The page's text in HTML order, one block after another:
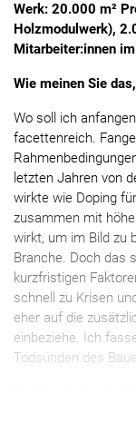
Werk: 20.000 m²
Holzmodulwerk),
Mitarbeiter:innen
Wie meinen Sie
Wo soll ich
facettenreich.
letzten Jahren von
wirkte wie Doping
zusammen mit
wirkt, um im Bild zu
Branche. Doch das
kurzfristigen
schnell zu Krisen
eher auf die
einbeziehe. Ich
Todsünden des